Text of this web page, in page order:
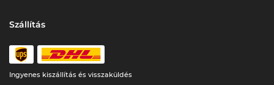
Szállítás
Ingyenes kiszállítás és visszaküldés